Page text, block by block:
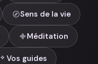
Sens de la vie
Méditation
Vos guides